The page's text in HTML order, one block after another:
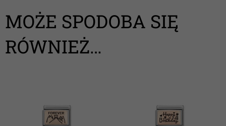
MOŻE SPODOBA SIĘ
RÓWNIEŻ…